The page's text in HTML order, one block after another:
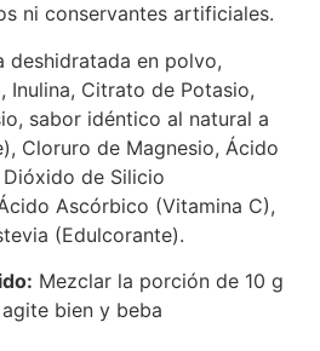
ni conservantes artificiales.
deshidratada en polvo,
Inulina, Citrato de Potasio,
sabor idéntico al natural a
Cloruro de Magnesio, Ácido
de Silicio
Ascórbico (Vitamina C),
(Edulcorante).
Mezclar la porción de 10 g
bien y beba